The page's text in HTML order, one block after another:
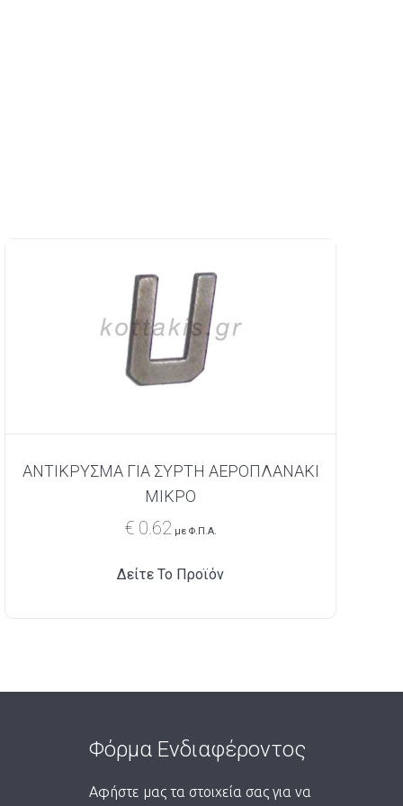
ΑΝΤΙΚΡΥΣΜΑ ΓΙΑ ΣΥΡΤΗ ΑΕΡΟΠΛΑΝΑΚΙ
ΜΙΚΡΟ
€0.62 με Φ.Π.Α.
Δείτε Το Προϊόν
Φόρμα Ενδιαφέροντος
Αφήστε μας τα στοιχεία σας για να